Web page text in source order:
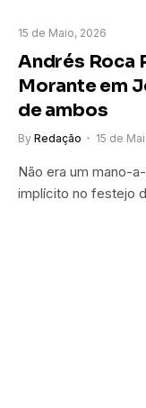
15 de Maio, 2026
Andrés Roca
Morante em
de ambos
By Redação 15 de
Não era um mano-
implícito no festejo